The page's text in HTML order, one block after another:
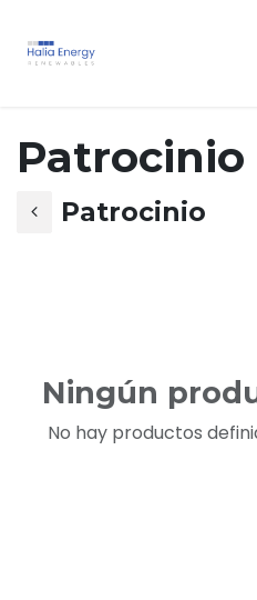
Patrocinio
Patrocinio
Ningún
No hay productos